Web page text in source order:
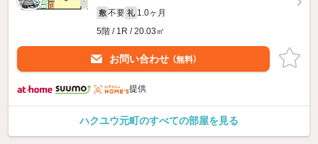
敷 不要 礼 1.0ヶ月
5階 / 1R / 20.03㎡
お問い合わせ （無料）
提供
ハクユウ元町のすべての部屋を見る